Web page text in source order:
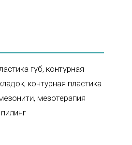
губ, контурная
, контурная пластика
, мезотерапия